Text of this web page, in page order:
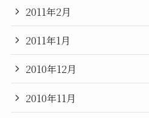
2011年2月
2011年1月
2010年12月
2010年11月